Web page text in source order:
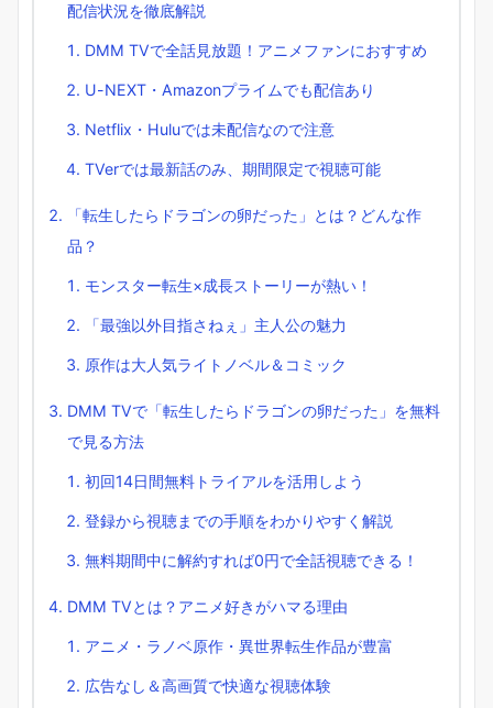
配信状況を徹底解説
DMM TVで全話見放題！アニメファンにおすすめ
U-NEXT・Amazonプライムでも配信あり
Netflix・Huluでは未配信なので注意
TVerでは最新話のみ、期間限定で視聴可能
「転生したらドラゴンの卵だった」とは？どんな作
品？
モンスター転生×成長ストーリーが熱い！
「最強以外目指さねぇ」主人公の魅力
原作は大人気ライトノベル＆コミック
DMM TVで「転生したらドラゴンの卵だった」を無料
で見る方法
初回14日間無料トライアルを活用しよう
登録から視聴までの手順をわかりやすく解説
無料期間中に解約すれば0円で全話視聴できる！
DMM TVとは？アニメ好きがハマる理由
アニメ・ラノベ原作・異世界転生作品が豊富
広告なし＆高画質で快適な視聴体験